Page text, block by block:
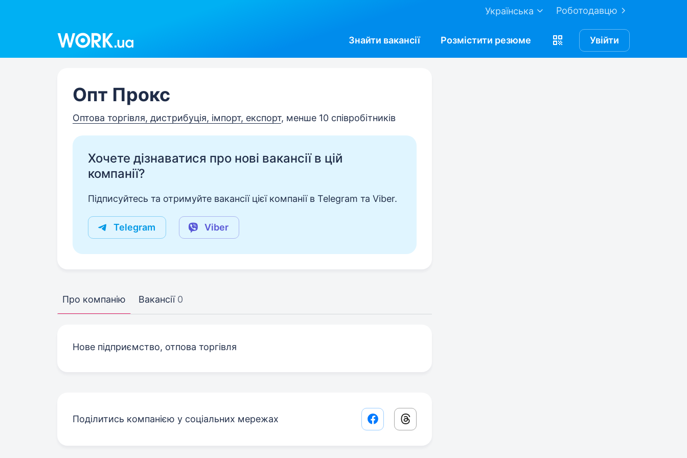
Роботодавцю
Українська
Знайти вакансії Розмістити резюме Увійти
Опт Прокс
Оптова торгівля, дистрибуція, імпорт, експорт, менше 10 співробітників
Хочете дізнаватися про нові вакансії в цій
компанії?
Підписуйтесь та отримуйте вакансії цієї компанії в Telegram та Viber.
Telegram Viber
Про компанію Вакансії 0
Нове підприємство, отпова торгівля
Поділитись компанією у соціальних мережах Facebook share link
Threads share link